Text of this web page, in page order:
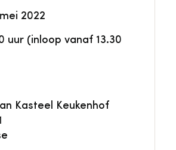
2022
uur (inloop vanaf 13.30
Kasteel Keukenhof